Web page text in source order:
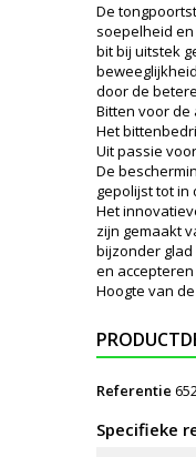
De
soepelheid
bit bij uitstek
door de
Bitten voor
Het
Uit passie
De
gepolijst tot in
Het
zijn gemaakt
bijzonder
en
Hoogte van
Referentie
Specifieke